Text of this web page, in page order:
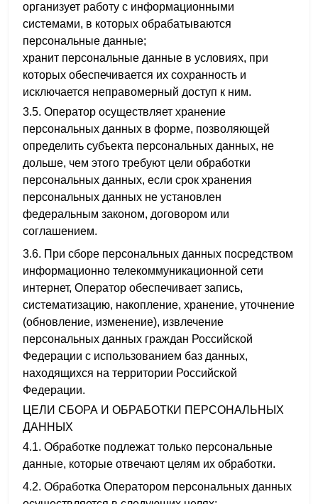
организует работу с информационными
системами, в которых обрабатываются
персональные данные;
хранит персональные данные в условиях, при
которых обеспечивается их сохранность и
исключается неправомерный доступ к ним.
3.5. Оператор осуществляет хранение
персональных данных в форме, позволяющей
определить субъекта персональных данных, не
дольше, чем этого требуют цели обработки
персональных данных, если срок хранения
персональных данных не установлен
федеральным законом, договором или
соглашением.
3.6. При сборе персональных данных посредством
информационно телекоммуникационной сети
интернет, Оператор обеспечивает запись,
систематизацию, накопление, хранение, уточнение
(обновление, изменение), извлечение
персональных данных граждан Российской
Федерации с использованием баз данных,
находящихся на территории Российской
Федерации.
ЦЕЛИ СБОРА И ОБРАБОТКИ ПЕРСОНАЛЬНЫХ
ДАННЫХ
4.1. Обработке подлежат только персональные
данные, которые отвечают целям их обработки.
4.2. Обработка Оператором персональных данных